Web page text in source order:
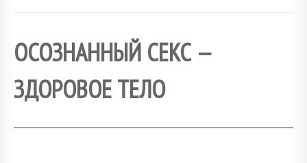
ОСОЗНАННЫЙ СЕКС —
ЗДОРОВОЕ ТЕЛО